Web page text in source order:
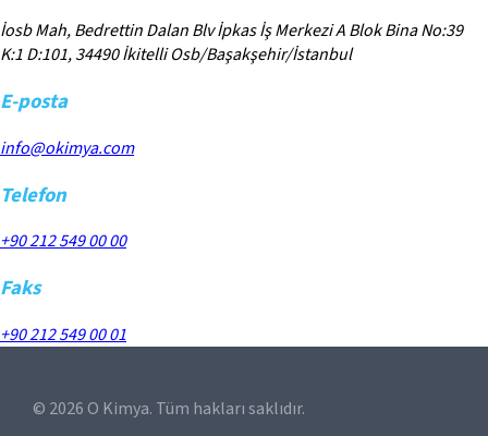
İosb Mah, Bedrettin Dalan Blv İpkas İş Merkezi A Blok Bina No:39
K:1 D:101, 34490 İkitelli Osb/Başakşehir/İstanbul
E-posta
info@okimya.com
Telefon
+90 212 549 00 00
Faks
+90 212 549 00 01
© 2026 O Kimya. Tüm hakları saklıdır.